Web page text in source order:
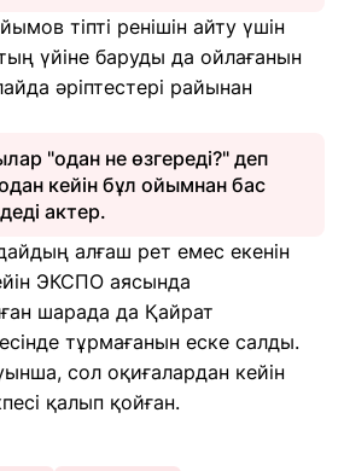
тіпті ренішін айту үшін
үйіне баруды да ойлағанын
әріптестері райынан
"одан не өзгереді?" деп
кейін бұл ойымнан бас
актер.
алғаш рет емес екенін
ЭКСПО аясында
шарада да Қайрат
тұрмағанын еске салды.
сол оқиғалардан кейін
қалып қойған.